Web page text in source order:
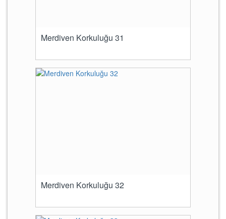
Merdiven Korkuluğu 31
Merdiven Korkuluğu 32